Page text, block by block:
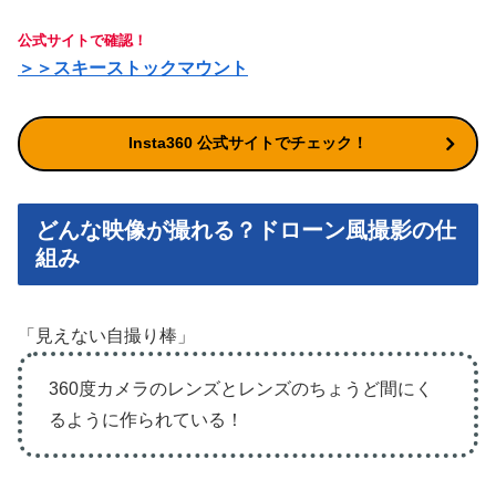
公式サイトで確認！
＞＞スキーストックマウント
Insta360 公式サイトでチェック！
どんな映像が撮れる？ドローン風撮影の仕
組み
「見えない自撮り棒」
360度カメラのレンズとレンズのちょうど間にく
るように作られている！